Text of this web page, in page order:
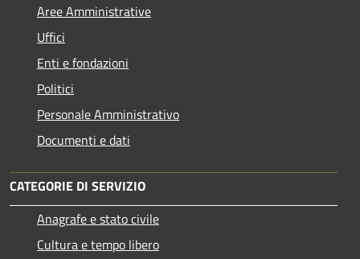
Aree Amministrative
Uffici
Enti e fondazioni
Politici
Personale Amministrativo
Documenti e dati
CATEGORIE DI SERVIZIO
Anagrafe e stato civile
Cultura e tempo libero